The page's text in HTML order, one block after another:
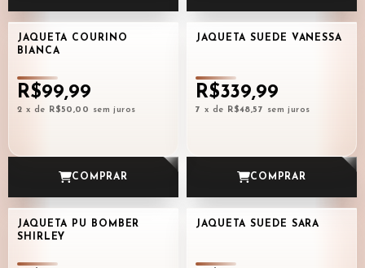
JAQUETA COURINO
BIANCA
R$99,99
2 x de R$50,00 sem juros
COMPRAR
JAQUETA SUEDE VANESSA
R$339,99
7 x de R$48,57 sem juros
COMPRAR
JAQUETA PU BOMBER
SHIRLEY
JAQUETA SUEDE SARA